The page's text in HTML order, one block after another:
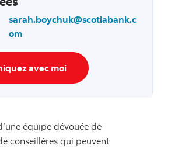
sarah.boychuk@scotiabank.c
om
avec moi
équipe dévouée de
conseillères qui peuvent